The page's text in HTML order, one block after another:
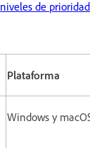
niveles de prioridad
Plataforma
Windows y